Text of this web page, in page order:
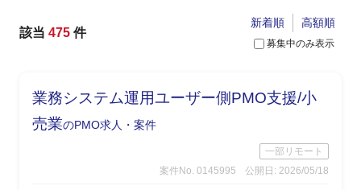
該当 475 件
募集中のみ表示
新着順 高額順
業務システム運用ユーザー側PMO支援/小
売業のPMO求人・案件
一部リモート
案件No. 0145995
公開日: 2026/05/18